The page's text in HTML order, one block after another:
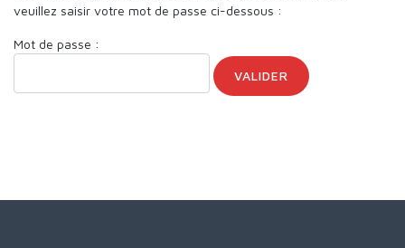
veuillez saisir votre mot de passe ci-dessous :
Mot de passe :